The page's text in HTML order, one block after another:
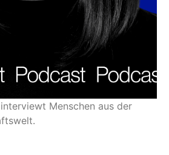
Menschen aus der